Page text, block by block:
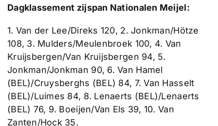
Dagklassement zijspan Nationalen Meijel:
1. Van der Lee/Direks 120, 2. Jonkman/Hötze
108, 3. Mulders/Meulenbroek 100, 4. Van
Kruijsbergen/Van Kruijsbergen 94, 5.
Jonkman/Jonkman 90, 6. Van Hamel
(BEL)/Cruysberghs (BEL) 84, 7. Van Hasselt
(BEL)/Luimes 84, 8. Lenaerts (BEL)/Lenaerts
(BEL) 76, 9. Boeijen/Van Els 39, 10. Van
Zanten/Hock 35.